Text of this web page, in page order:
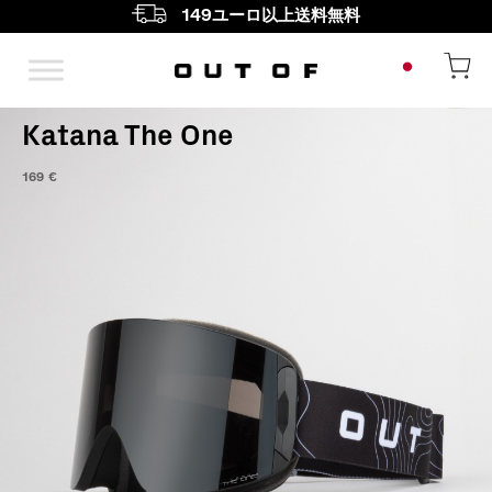
149ユーロ以上送料無料
メインナビゲーション
Katana The One
169 €